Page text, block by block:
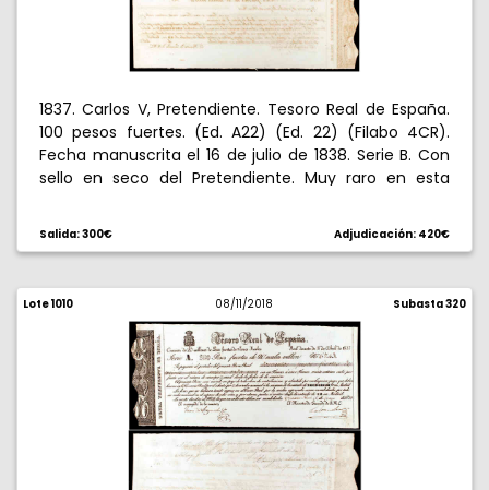
1837. Carlos V, Pretendiente. Tesoro Real de España.
100 pesos fuertes. (Ed. A22) (Ed. 22) (Filabo 4CR).
Fecha manuscrita el 16 de julio de 1838. Serie B. Con
sello en seco del Pretendiente. Muy raro en esta
Salida: 300€ Adjudicación: 420€
Lote 1010 08/11/2018 Subasta 320